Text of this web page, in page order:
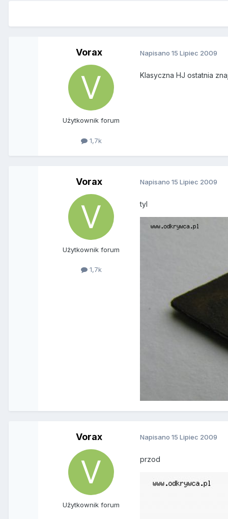
Vorax
Użytkownik forum
1,7k
Napisano15 Lipiec 2009
Klasyczna HJ ostatnia
Vorax
Użytkownik forum
1,7k
Napisano15 Lipiec 2009
tyl
Vorax
Użytkownik forum
Napisano15 Lipiec 2009
przod